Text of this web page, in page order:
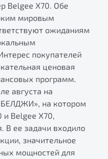
Belgee X70. Обе
мировым
ожиданиям
покупателей
ценовая
программ.
августа на
на котором
Belgee X70,
В ее задачи входило
значительное
мощностей для